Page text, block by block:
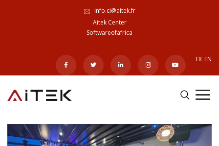
info.ci@aitek.fr
Aitek Center
Softwareofafrica
FR EN